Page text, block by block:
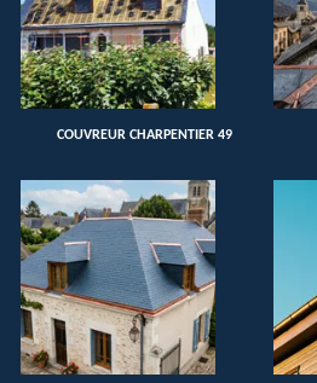
COUVREUR CHARPENTIER 49